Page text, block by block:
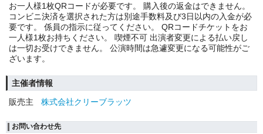
お一人様1枚QRコードが必要です。 購入後の返金はできません。
コンビニ決済を選択された方は別途手数料及び3日以内の入金が必
要です。 係員の指示に従ってください。 QRコードチケットをお
一人様1枚お持ちください。 喫煙不可 出演者変更による払い戻し
は一切お受けできません。 公演時間は急遽変更になる可能性がご
ざいます。
主催者情報
販売主
株式会社クリーブラッツ
お問い合わせ先